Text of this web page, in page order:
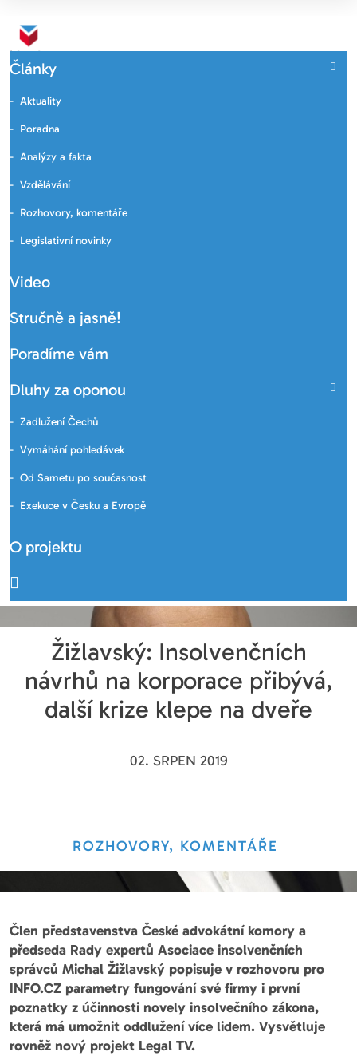
Články
Aktuality
Poradna
Analýzy a fakta
Vzdělávání
Rozhovory, komentáře
Legislativní novinky
Video
Stručně a jasně!
Poradíme vám
Dluhy za oponou
Zadlužení Čechů
Vymáhání pohledávek
Od Sametu po současnost
Exekuce v Česku a Evropě
O projektu
Žižlavský: Insolvenčních
návrhů na korporace přibývá,
další krize klepe na dveře
02. SRPEN 2019
ROZHOVORY, KOMENTÁŘE
Člen představenstva České advokátní komory a
předseda Rady expertů Asociace insolvenčních
správců Michal Žižlavský popisuje v rozhovoru pro
INFO.CZ parametry fungování své firmy i první
poznatky z účinnosti novely insolvečního zákona,
která má umožnit oddlužení více lidem. Vysvětluje
rovněž nový projekt Legal TV.